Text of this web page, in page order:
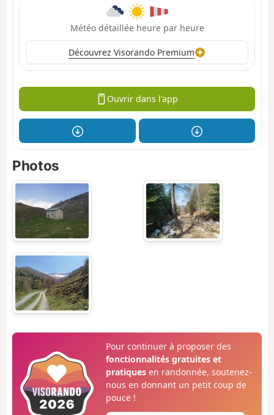
Météo détaillée heure par heure
Découvrez Visorando Premium
Ouvrir dans l'app
Photos
Pour continuer à proposer des
fonctionnalités gratuites et
pratiquesen randonnée, soutenez-
nous en donnant un petit coup de
pouce !